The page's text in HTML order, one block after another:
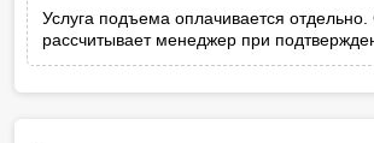
Услуга подъема оплачивается отдельно.
рассчитывает менеджер при